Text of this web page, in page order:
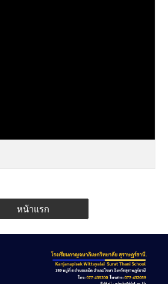
หน้าแรก